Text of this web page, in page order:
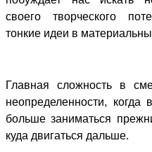
своего творческого
тонкие идеи в
Главная сложность в
неопределенности,
больше заниматься
куда двигаться дальше.